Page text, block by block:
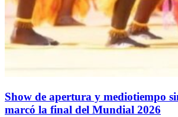
Show de apertura y mediotiempo
marcó la final del Mundial 2026